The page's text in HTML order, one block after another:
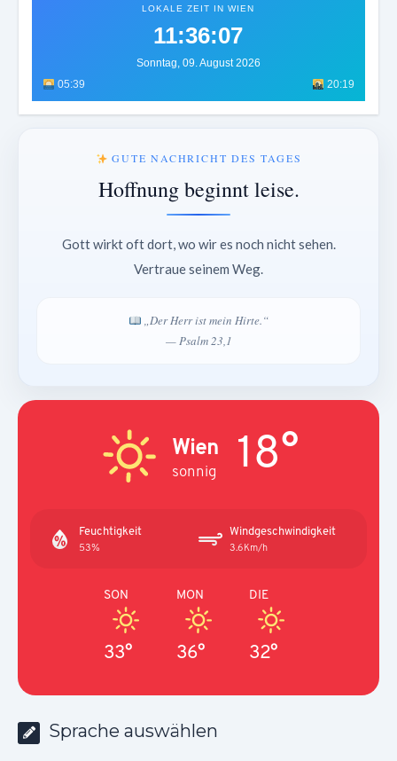
LOKALE ZEIT IN WIEN
11:36:10
Sonntag, 09. August 2026
05:39
20:19
GUTE NACHRICHT DES TAGES
Hoffnung beginnt leise.
Gott wirkt oft dort, wo wir es noch nicht sehen.
Vertraue seinem Weg.
„Der Herr ist mein Hirte.“
— Psalm 23,1
Wien
sonnig 18°
Feuchtigkeit
53%
Windgeschwindigkeit
3.6Km/h
SON
33°
MON
36°
DIE
32°
Sprache auswählen